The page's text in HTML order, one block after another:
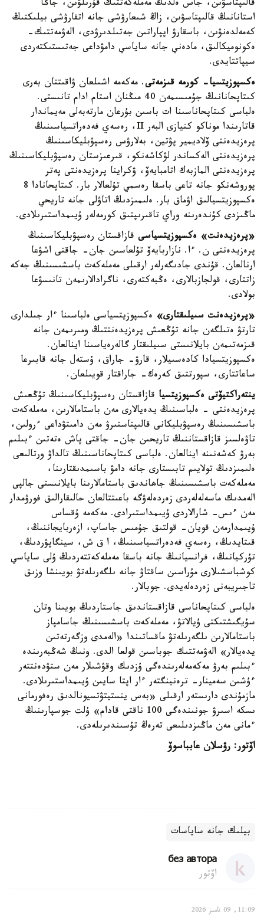
قالىپتاسۋىن، جاس ەلدىڭ مەملەكەتتىك قۇرىلۋىن، جاڭا
استانانىڭ قالىپتاسۋىن، زاڭ شىعارۋشى جانە اتقارۋشى بيلىكتىڭ
كەمەلدەنۋىن، باسقارۋ اپپاراتىن جەتىلدىرۋدى، الەۋمەتتىك-
ەكونوميكالىق، مادەني جانە ساياسي دامۋداعى جەتىستىكتەردى
سيپاتتايدى.
ەكسپوزيتسيا- كورمە قىزمەتى. مەكەمە اشىلعان ۋاقىتتان بەرى
كىتاپحانانىڭ جۇمىسىمەن 40 مىڭنان استام ادام تانىستى.
ەلباسى كىتاپحاناسىنا ات باسىن بۇرعان مارتەبەلى مەيماندار
قاتارىندا موناكو كنيازى البەر II، رەسەي فەدەراتسياسىنىڭ
پرەزيدەنتى ۆلاديمير پۋتين، بەلارۋس رەسپۋبليكاسىنىڭ
پرەزيدەنتى الەكساندر لۋكاشەنكو، قىرعىزستان رەسپۋبليكاسىنىڭ
پرەزيدەنتى المازبەك اتامبايەۆ، ۋكراينا پرەزيدەنتى پەتر
پوروشەنكو جانە تاعى باسقا رەسمي تۇلعالار بار. كىتاپحانادا 8
ەكسپوزيتسيالىق اۋماق بار. ەلىمىزدىڭ اتاۋلى جانە تاريحي
ماڭىزدى كۇندەرىنە وراي تاقىرىپتىق كورمەلەر ۇيىمداستىرىلادى.
«پرەزيدەنت» ەكسپوزيتسياسى قازاقستان رەسپۋبليكاسىنىڭ
پرەزيدەنتى ن. ءا. نازاربايەۆ تۇلعاسىن جان- جاقتى اشۋعا
ارنالعان. قۇندى جادىگەرلەر ارقىلى مەملەكەت باسشىسىنىڭ جەكە
زاتتارى، قولجازبالارى، ەڭبەكتەرى، ناگرادالارىمەن تانىسۋعا
بولادى.
«پرەزيدەنت سىيلىقتارى» ەكسپوزيتسياسى ەلباسىنا ءار جىلدارى
تارتۋ ەتىلگەن جانە تۇڭعىش پرەزيدەنتتىڭ ومىرىمەن جانە
قىزمەتىمەن بايلانىستى سىيلىقتار گالەرەياسىنا اينالعان.
ەكسپوزيتسيادا كادەسىيلار، قارۋ- جاراق، ۇستەل جانە قابىرعا
ساعاتتارى، سپورتتىق كەرەك- جاراقتار قويىلعان.
ينتەراكتيۆتى ەكسپوزيتسيا قازاقستان رەسپۋبليكاسىنىڭ تۇڭعىش
پرەزيدەنتى - ەلباسىنىڭ يدەيالارى مەن باستامالارىن، مەملەكەت
باسشىسىنىڭ رەسپۋبليكانى قالىپتاستىرۋ مەن دامىتۋداعى ءرولىن،
تاۋەلسىز قازاقستاننىڭ تاريحىن جان- جاقتى پاش ەتەتىن ءبىلىم
بەرۋ كەشەنىنە اينالعان. ەلباسى كىتاپحاناسىنىڭ تالداۋ ورتالىعى
ەلىمىزدىڭ تولايىم تابىستارى جانە دامۋ باسىمدىقتارىنا،
مەملەكەت باسشىسىنىڭ جاھاندىق باستامالارىنا بايلانىستى جالپى
الەمدىك ماسەلەلەردى زەردەلەۋگە باعىتتالعان حالىقارالىق فورۋمدار
مەن ءىس- شارالاردى ۇيىمداستىرادى. مەكەمە ۇقساس
ۇيىمدارمەن قويان- قولتىق جۇمىس جاساپ، ازەربايجاننىڭ،
قىتايدىڭ، رەسەي فەدەراتسياسىنىڭ، ا ق ش، سينگاپۋردىڭ،
تۇركيانىڭ، فرانسيانىڭ جانە باسقا مەملەكەتتەردىڭ ۇلى ساياسي
كوشباسشىلارى مۇراسىن ساقتاۋ جانە ىلگەرىلەتۋ بويىنشا وزىق
تاجىريبەنى زەردەلەيدى. جوبالار.
ەلباسى كىتاپحاناسى قازاقستاندىق جاستاردىڭ بويىنا وتان
سۇيگىشتىكتى ۇيالاتۋ، مەملەكەت باسشىسىنىڭ جاسامپاز
باستامالارىن ىلگەرىلەتۋ ماقساتىندا «الەمدى وزگەرتەتىن
يدەيالار» الەۋمەتتىك جوباسىن قولعا الدى. ونىڭ شەڭبەرىندە
ءبىلىم بەرۋ مەكەمەلەرىندەگى ۇزدىك وقۋشىلار مەن ستۋدەنتتەر
ءۇشىن سەمينار- ترەنينگتەر ءار اپتا سايىن ۇيىمداستىرىلادى.
مازمۇندى دارىستەر ارقىلى «بەس ينستيتۋتسيونالدىق رەفورمانى
ىسكە اسىرۋ جونىندەگى 100 ناقتى قادام» ۇلت جوسپارىنىڭ
ءمانى مەن ماڭىزدىلىعى تەرەڭ تۇسىندىرىلەدى.
اۆتور: رۋسلان عابباسوۆ
بيلىك جانە ساياسات
без автора
اۆتور
11:09, 09 تامىز 2026